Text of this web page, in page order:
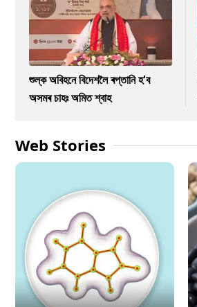
শুল্ক অবিহনে বিদেশলৈ ৰপ্তানি হ'ব
অসমৰ চাহঃ অমিত শ্বাহ
Web Stories